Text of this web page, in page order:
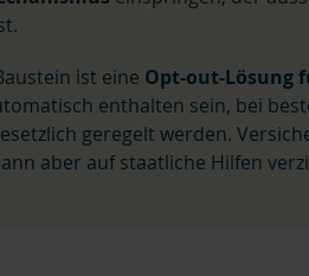
ist eine Opt-out-Lösung
enthalten sein, bei
geregelt werden.
aber auf staatliche Hilfen